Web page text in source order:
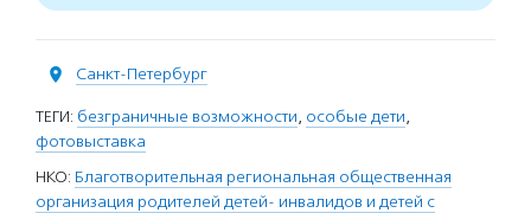
Санкт-Петербург
ТЕГИ: безграничные возможности, особые дети,
фотовыставка
НКО: Благотворительная региональная общественная
организация родителей детей- инвалидов и детей с